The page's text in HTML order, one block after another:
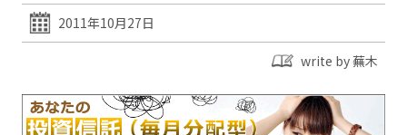
2011年10月27日
write by 蕪木